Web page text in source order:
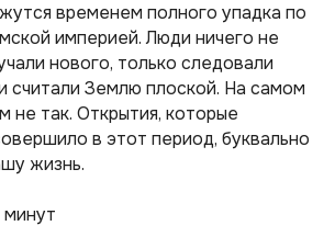
временем полного упадка по
империей. Люди ничего не
нового, только следовали
считали Землю плоской. На самом
не так. Открытия, которые
в этот период, буквально
жизнь.
минут